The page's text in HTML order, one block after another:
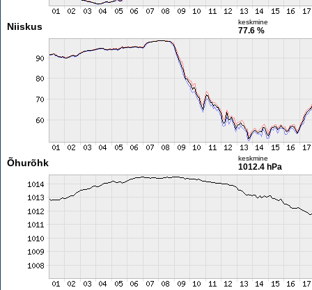
Niiskus keskmine
77.6 %
Õhurõhk keskmine
1012.4 hPa